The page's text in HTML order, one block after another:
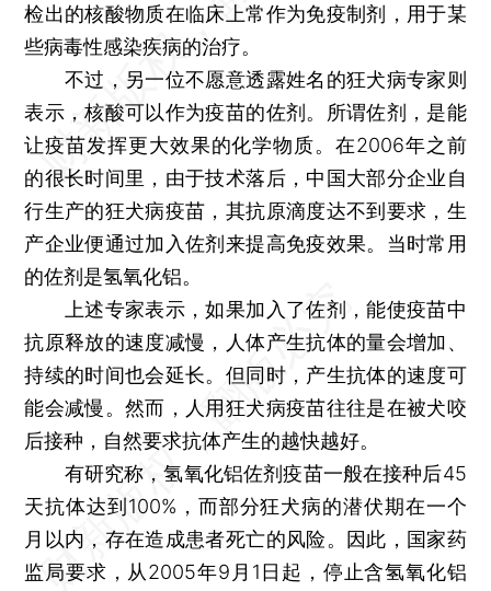
检出的核酸物质在临床上常作为免疫制剂，用于某
些病毒性感染疾病的治疗。
不过，另一位不愿意透露姓名的狂犬病专家则
表示，核酸可以作为疫苗的佐剂。所谓佐剂，是能
让疫苗发挥更大效果的化学物质。在2006年之前
的很长时间里，由于技术落后，中国大部分企业自
行生产的狂犬病疫苗，其抗原滴度达不到要求，生
产企业便通过加入佐剂来提高免疫效果。当时常用
的佐剂是氢氧化铝。
上述专家表示，如果加入了佐剂，能使疫苗中
抗原释放的速度减慢，人体产生抗体的量会增加、
持续的时间也会延长。但同时，产生抗体的速度可
能会减慢。然而，人用狂犬病疫苗往往是在被犬咬
后接种，自然要求抗体产生的越快越好。
有研究称，氢氧化铝佐剂疫苗一般在接种后45
天抗体达到100%，而部分狂犬病的潜伏期在一个
月以内，存在造成患者死亡的风险。因此，国家药
监局要求，从2005年9月1日起，停止含氢氧化铝